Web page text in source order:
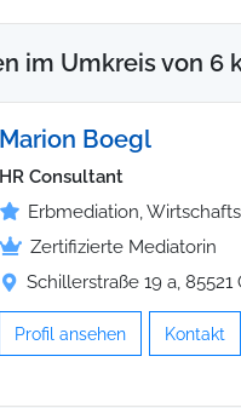
im Umkreis von 6
Marion Boegl
HR Consultant
Erbmediation,
Zertifizierte Mediatorin
Schillerstraße 19 a,
Profil ansehen Kontakt